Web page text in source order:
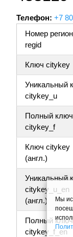
Телефон: +7
Номер
regid
Ключ citykey
Уникальный
citykey_u
Полный ключ
citykey_f
Ключ citykey
(англ.)
Уникальный
citykey_u_en
(англ.)
Полный ключ
citykey_f_en
Мы